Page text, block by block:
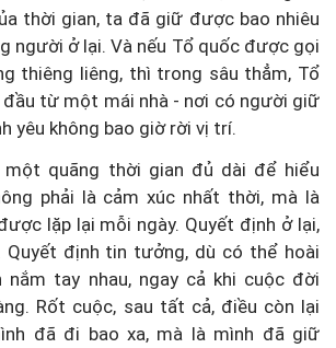
thời gian, ta đã giữ được bao nhiêu
người ở lại. Và nếu Tổ quốc được gọi
thiêng liêng, thì trong sâu thẳm, Tổ
đầu từ một mái nhà - nơi có người giữ
yêu không bao giờ rời vị trí.
quãng thời gian đủ dài để hiểu
phải là cảm xúc nhất thời, mà là
lặp lại mỗi ngày. Quyết định ở lại,
định tin tưởng, dù có thể hoài
nắm tay nhau, ngay cả khi cuộc đời
Rốt cuộc, sau tất cả, điều còn lại
đã đi bao xa, mà là mình đã giữ